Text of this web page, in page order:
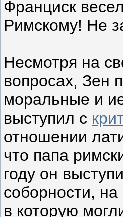
Франциск
Римскому! Не
Несмотря на
вопросах, Зен
моральные и
выступил с
отношении
что папа
году он
соборности,
в которую